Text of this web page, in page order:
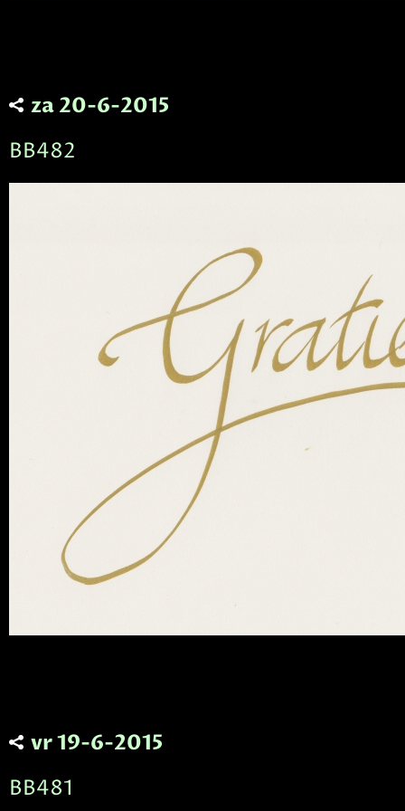
za 20-6-2015
BB482
vr 19-6-2015
BB481